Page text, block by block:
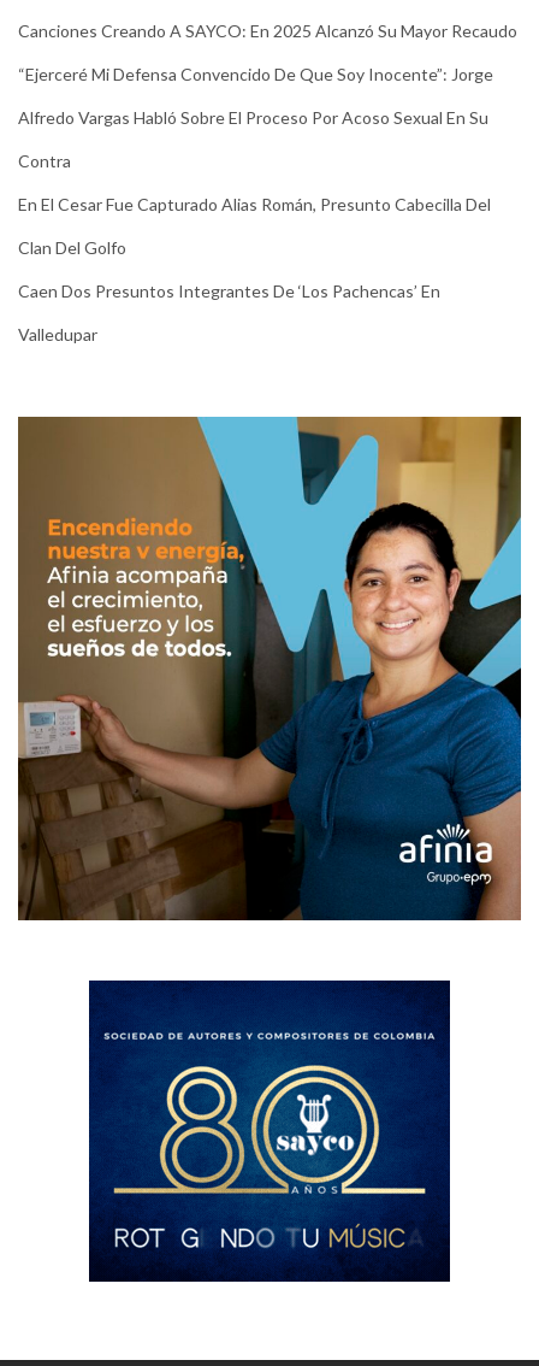
Canciones Creando A SAYCO: En 2025 Alcanzó Su Mayor Recaudo
“Ejerceré Mi Defensa Convencido De Que Soy Inocente”: Jorge
Alfredo Vargas Habló Sobre El Proceso Por Acoso Sexual En Su
Contra
En El Cesar Fue Capturado Alias Román, Presunto Cabecilla Del
Clan Del Golfo
Caen Dos Presuntos Integrantes De ‘Los Pachencas’ En
Valledupar